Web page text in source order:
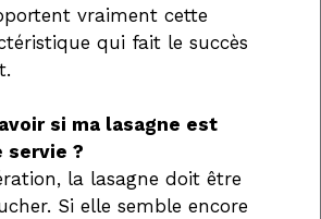
vraiment cette
qui fait le succès
si ma lasagne est
servie ?
la lasagne doit être
Si elle semble encore